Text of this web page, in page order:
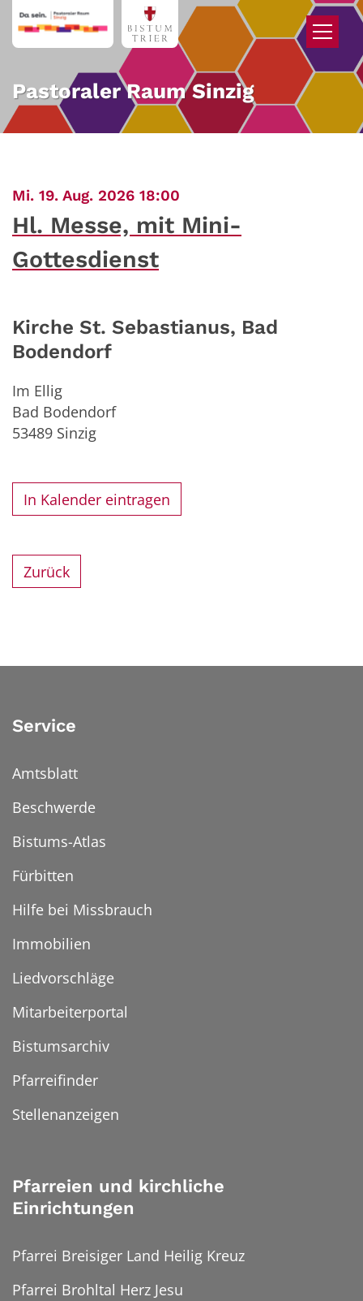
Zum Inhalt springen
Pastoraler Raum Sinzig
Mi. 19. Aug. 2026 18:00
Hl. Messe, mit Mini-
Gottesdienst
Kirche St. Sebastianus, Bad
Bodendorf
Im Ellig
Bad Bodendorf
53489 Sinzig
In Kalender eintragen
Zurück
Service
Amtsblatt
Beschwerde
Bistums-Atlas
Fürbitten
Hilfe bei Missbrauch
Immobilien
Liedvorschläge
Mitarbeiterportal
Bistumsarchiv
Pfarreifinder
Stellenanzeigen
Pfarreien und kirchliche
Einrichtungen
Pfarrei Breisiger Land Heilig Kreuz
Pfarrei Brohltal Herz Jesu